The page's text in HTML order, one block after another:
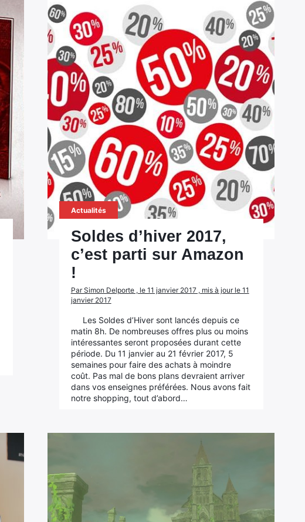
Actualités
Soldes d’hiver 2017,
c’est parti sur Amazon
!
Par Simon Delporte , le 11 janvier 2017 , mis à jour le 11
janvier 2017
Les Soldes d’Hiver sont lancés depuis ce
matin 8h. De nombreuses offres plus ou moins
intéressantes seront proposées durant cette
période. Du 11 janvier au 21 février 2017, 5
semaines pour faire des achats à moindre
coût. Pas mal de bons plans devraient arriver
dans vos enseignes préférées. Nous avons fait
notre shopping, tout d’abord…